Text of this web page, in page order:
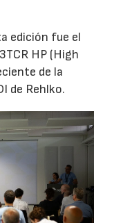
edición fue el
HP (High
de la
de Rehlko.